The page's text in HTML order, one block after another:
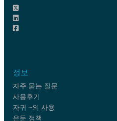
정보
자주 묻는 질문
사용후기
자귀 ~의 사용
은둔 정책